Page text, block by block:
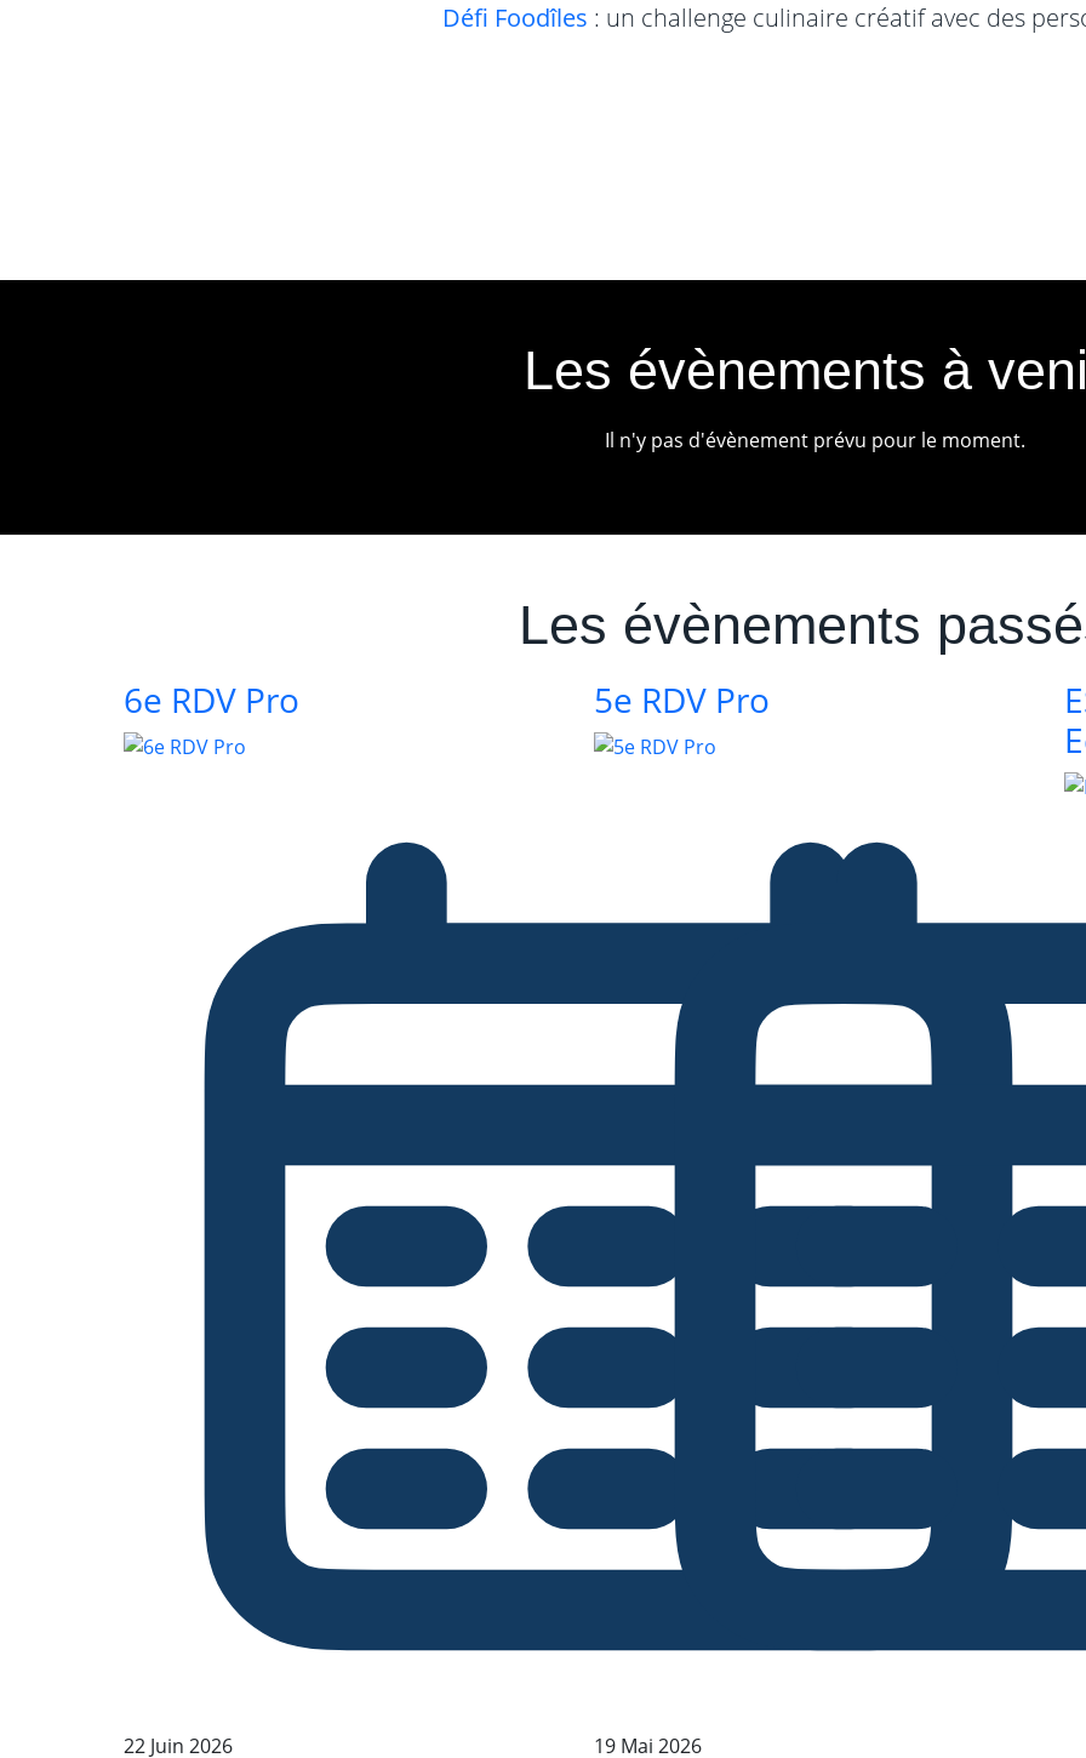
Défi Foodîles : un challenge culinaire créatif avec des
Les évènements à
Il n'y pas d'évènement prévu pour le moment.
Les évènements
6e RDV Pro
22 Juin 2026
5e RDV Pro
19 Mai 2026